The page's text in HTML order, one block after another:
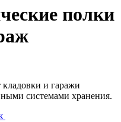
полки
кладовки и гаражи
системами хранения.